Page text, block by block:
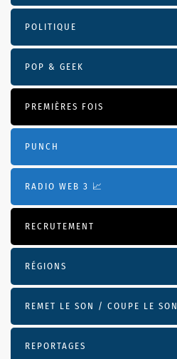
POLITIQUE
POP & GEEK
PREMIÈRES FOIS
PUNCH
RADIO WEB 3 📈
RECRUTEMENT
RÉGIONS
REMET LE SON / COUPE LE SON
REPORTAGES